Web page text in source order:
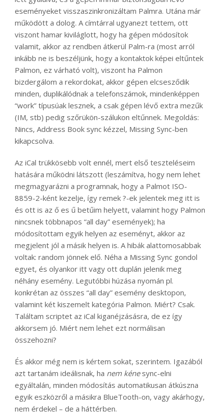
eseményeket visszaszinkronizáltam Palmra. Utána már
működött a dolog. A címtárral ugyanezt tettem, ott
viszont hamar kiviláglott, hogy ha gépen módosítok
valamit, akkor az rendben átkerül Palm-ra (most arról
inkább ne is beszéljünk, hogy a kontaktok képei eltűntek
Palmon, ez várható volt), viszont ha Palmon
bizdergálom a rekordokat, akkor gépen elcsesződik
minden, duplikálódnak a telefonszámok, mindenképpen
“work” típusúak lesznek, a csak gépen lévő extra mezűk
(IM, stb) pedig szőrükön-szálukon eltűnnek. Megoldás:
Nincs, Address Book sync kézzel, Missing Sync-ben
kikapcsolva.
Az iCal trükkösebb volt ennél, mert első teszteléseim
hatására működni látszott (leszámítva, hogy nem lehet
megmagyarázni a programnak, hogy a Palmot ISO-
8859-2-ként kezelje, így remek ?-ek jelentek meg itt is
és ott is az ő es ű betűim helyett, valamint hogy Palmon
nincsnek többnapos “all day” események); ha
módosítottam egyik helyen az eseményt, akkor az
megjelent jól a másik helyen is. A hibák alattomosabbak
voltak: random jönnek elő. Néha a Missing Sync gondol
egyet, és olyankor itt vagy ott duplán jelenik meg
néhány esemény. Legutóbbi húzása nyomán pl.
konkrétan az összes “all day” esemény desktopon,
valamint két kiszemelt kategória Palmon. Miért? Csak.
Találtam scriptet az iCal kiganéjzásásra, de ez így
akkorsem jó. Miért nem lehet ezt normálisan
összehozni?
És akkor még nem is kértem sokat, szerintem. Igazából
azt tartanám ideálisnak, ha nem kénesync-elni
egyáltalán, minden módosítás automatikusan átkúszna
egyik eszközről a másikra BlueTooth-on, vagy akárhogy,
nem érdekel – de a háttérben.